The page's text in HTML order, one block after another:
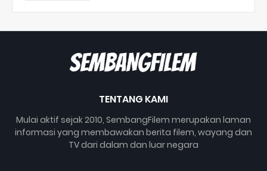
TENTANG KAMI
Mulai aktif sejak 2010, SembangFilem merupakan laman
informasi yang membawakan berita filem, wayang dan
TV dari dalam dan luar negara